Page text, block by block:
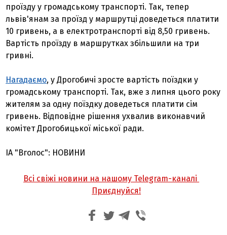
проїзду у громадському транспорті. Так, тепер
львів'янам за проїзд у маршрутці доведеться платити
10 гривень, а в електротранспорті від 8,50 гривень.
Вартість проїзду в маршрутках збільшили на три
гривні.
Нагадаємо, у Дрогобичі зросте вартість поїздки у
громадському транспорті. Так, вже з липня цього року
жителям за одну поїздку доведеться платити сім
гривень. Відповідне рішення ухвалив виконавчий
комітет Дрогобицької міської ради.
ІА "Вголос": НОВИНИ
Всі свіжі новини на нашому Telegram-каналі
Приєднуйся!